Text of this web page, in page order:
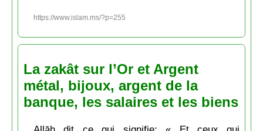
https://www.islam.ms/?p=255
La zakât sur l’Or et Argent
métal, bijoux, argent de la
banque, les salaires et les biens